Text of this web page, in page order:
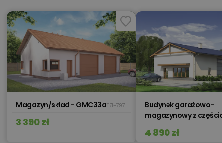
Magazyn/skład - GMC33aTZI-797
3 390 zł
Budynek garażowo-
magazynowy z
4 890 zł